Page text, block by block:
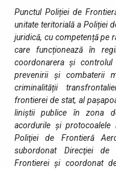
Punctul Poliției de
unitate teritorială a Poliției
juridică, cu competență pe
care funcționează în
coordonarera și
prevenirii și combaterii
criminalității
frontierei de stat, al
liniștii publice în zona
acordurile și
Poliţiei de Frontieră
subordonat Direcţiei de
Frontierei şi coordonat